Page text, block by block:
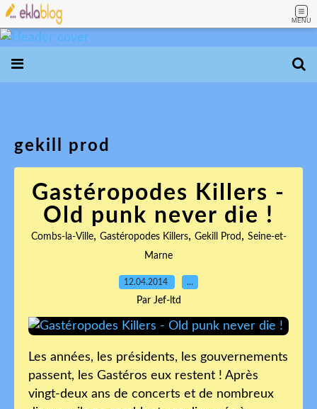
MENU
gekill prod
Gastéropodes Killers -
Old punk never die !
Combs-la-Ville, Gastéropodes Killers, Gekill Prod , Seine-et-
Marne
12.04.2014 …
Par Jef-ltd
Les années, les présidents, les gouvernements
passent, les Gastéros eux restent ! Après
vingt-deux ans de concerts et de nombreux